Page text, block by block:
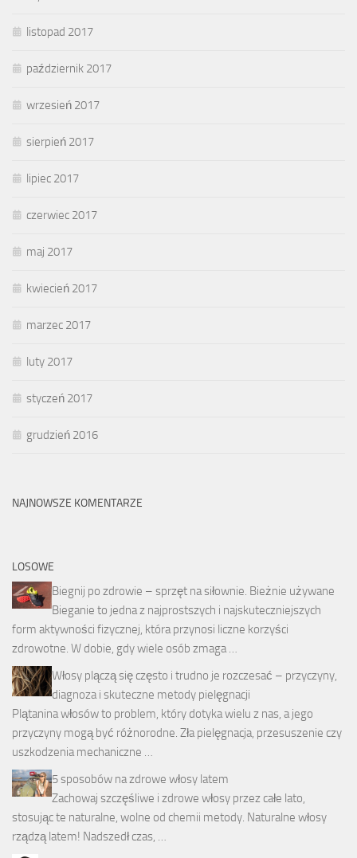
listopad 2017
październik 2017
wrzesień 2017
sierpień 2017
lipiec 2017
czerwiec 2017
maj 2017
kwiecień 2017
marzec 2017
luty 2017
styczeń 2017
grudzień 2016
NAJNOWSZE KOMENTARZE
LOSOWE
Biegnij po zdrowie – sprzęt na siłownie. Bieżnie używane
Bieganie to jedna z najprostszych i najskuteczniejszych
form aktywności fizycznej, która przynosi liczne korzyści
zdrowotne. W dobie, gdy wiele osób zmaga …
Włosy plączą się często i trudno je rozczesać – przyczyny,
diagnoza i skuteczne metody pielęgnacji
Plątanina włosów to problem, który dotyka wielu z nas, a jego
przyczyny mogą być różnorodne. Zła pielęgnacja, przesuszenie czy
uszkodzenia mechaniczne …
5 sposobów na zdrowe włosy latem
Zachowaj szczęśliwe i zdrowe włosy przez całe lato,
stosując te naturalne, wolne od chemii metody. Naturalne włosy
rządzą latem! Nadszedł czas, …